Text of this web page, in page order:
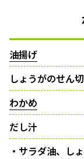
油揚げ
しょうがのせん
わかめ
だし汁
・サラダ油、し